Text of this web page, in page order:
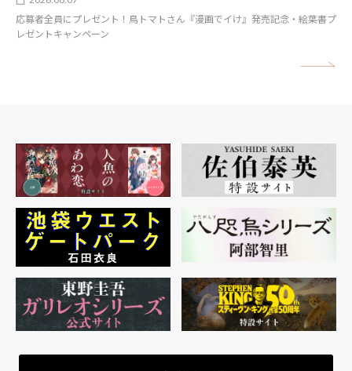
応募者全員にプレゼント！鳥トマトさん『漫画でイけ』発売記念・絵葉書プ
レゼントキャンペーン